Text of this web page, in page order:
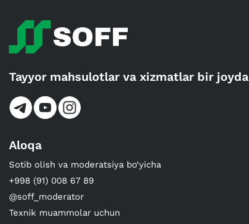
Tayyor mahsulotlar va xizmatlar bir joyda
Aloqa
Sotib olish va moderatsiya bo‘yicha
+998 (91) 008 67 89
@soff_moderator
Texnik muammolar uchun